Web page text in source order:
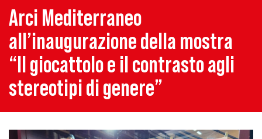
Arci Mediterraneo
all’inaugurazione della mostra
“Il giocattolo e il contrasto agli
stereotipi di genere”